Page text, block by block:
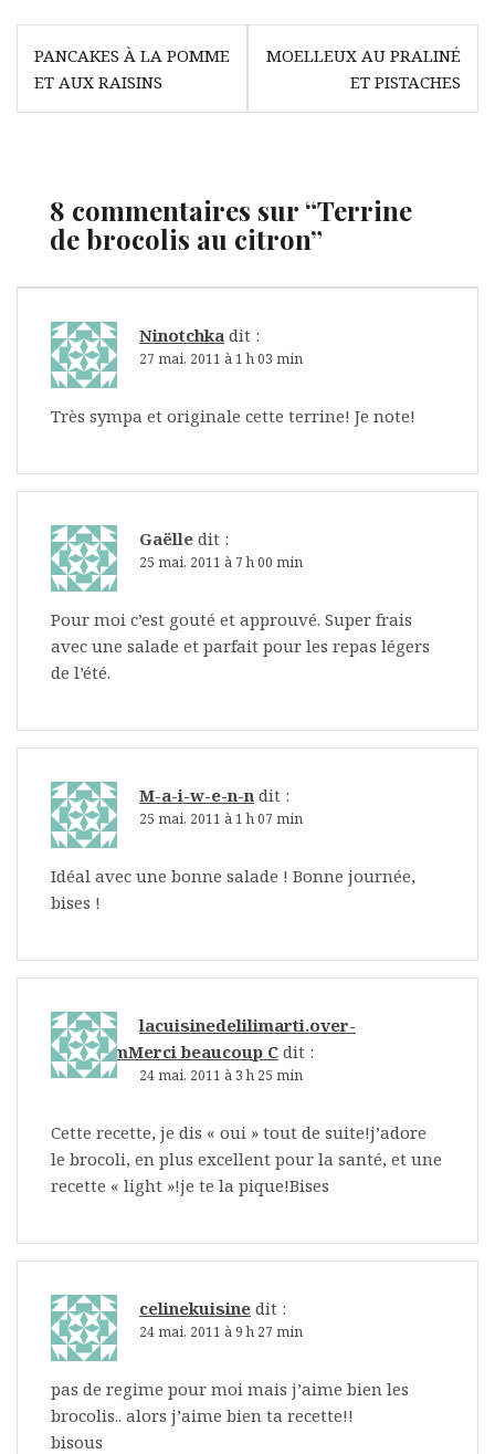
Navigation
de
l’article
PANCAKES À LA POMME
ET AUX RAISINS
MOELLEUX AU PRALINÉ
ET PISTACHES
8 commentaires sur “Terrine
de brocolis au citron”
Ninotchka dit :
27 mai, 2011 à 1 h 03 min
Très sympa et originale cette terrine! Je note!
Gaëlle dit :
25 mai, 2011 à 7 h 00 min
Pour moi c’est gouté et approuvé. Super frais
avec une salade et parfait pour les repas légers
de l’été.
M-a-i-w-e-n-n dit :
25 mai, 2011 à 1 h 07 min
Idéal avec une bonne salade ! Bonne journée,
bises !
lacuisinedelilimarti.over-
blog.comMerci beaucoup C dit :
24 mai, 2011 à 3 h 25 min
Cette recette, je dis « oui » tout de suite!j’adore
le brocoli, en plus excellent pour la santé, et une
recette « light »!je te la pique!Bises
celinekuisine dit :
24 mai, 2011 à 9 h 27 min
pas de regime pour moi mais j’aime bien les
brocolis.. alors j’aime bien ta recette!!
bisous